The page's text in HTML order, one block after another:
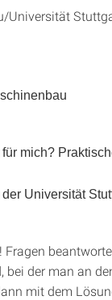
Universität
mich?
Universität
der man an
mit dem